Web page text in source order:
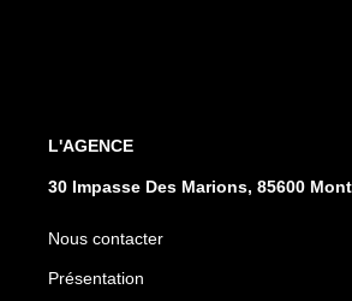
L'AGENCE
30 Impasse Des Marions, 85600
Nous contacter
Présentation